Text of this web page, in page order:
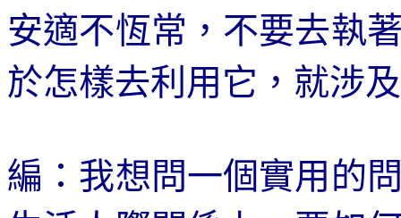
安適不恆常，不要去執
於怎樣去利用它，就涉
編：我想問一個實用的